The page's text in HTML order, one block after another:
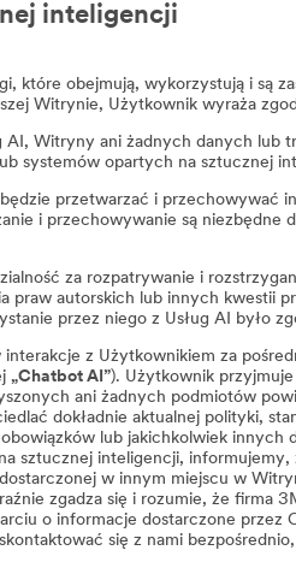
inteligencji
które obejmują, wykorzystują i są
Witrynie, Użytkownik wyraża
AI, Witryny ani żadnych danych lub
systemów opartych na sztucznej
przetwarzać i przechowywać
i przechowywanie są niezbędne
za rozpatrywanie i
praw autorskich lub innych kwestii
przez niego z Usług AI było
z Użytkownikiem za
„Chatbot AI”). Użytkownik
ani żadnych podmiotów
dokładnie aktualnej polityki,
lub jakichkolwiek innych
sztucznej inteligencji,
w innym miejscu w
zgadza się i rozumie, że firma
o informacje dostarczone
się z nami